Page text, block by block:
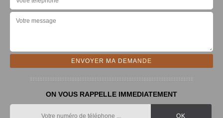
ON VOUS RAPPELLE IMMEDIATEMENT